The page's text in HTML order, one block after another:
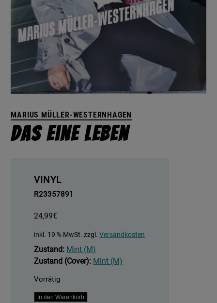
MARIUS MÜLLER-WESTERNHAGEN
Das Eine Leben
VINYL
R23357891
24,99€
inkl. 19 % MwSt. zzgl.Versandkosten
Zustand: Mint (M)
Zustand (Cover): Mint (M)
Vorrätig
Das
In den Warenkorb